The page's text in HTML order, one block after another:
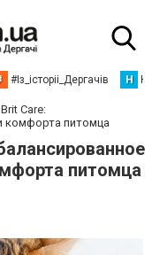
#Із_історіі_Дергачів Н
Care:
комфорта питомца
питомца